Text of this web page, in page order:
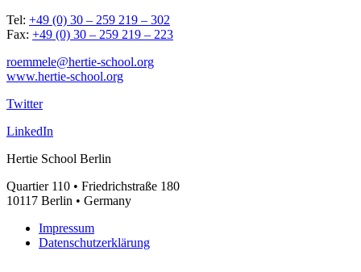
Tel: +49 (0) 30 – 259 219 – 302
Fax: +49 (0) 30 – 259 219 – 223
roemmele@hertie-school.org
www.hertie-school.org
Twitter
LinkedIn
Hertie School Berlin
Quartier 110 • Friedrichstraße 180
10117 Berlin • Germany
Impres­sum
Datenschutz­erklärung